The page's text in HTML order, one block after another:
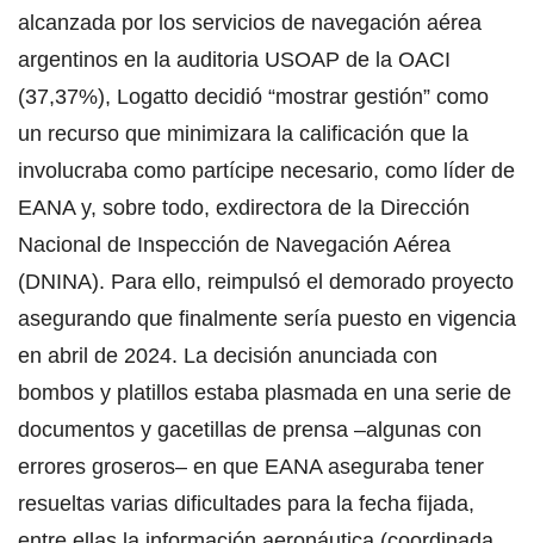
alcanzada por los servicios de navegación aérea
argentinos en la auditoria USOAP de la OACI
(37,37%), Logatto decidió “mostrar gestión” como
un recurso que minimizara la calificación que la
involucraba como partícipe necesario, como líder de
EANA y, sobre todo, exdirectora de la Dirección
Nacional de Inspección de Navegación Aérea
(DNINA). Para ello, reimpulsó el demorado proyecto
asegurando que finalmente sería puesto en vigencia
en abril de 2024. La decisión anunciada con
bombos y platillos estaba plasmada en una serie de
documentos y gacetillas de prensa –algunas con
errores groseros– en que EANA aseguraba tener
resueltas varias dificultades para la fecha fijada,